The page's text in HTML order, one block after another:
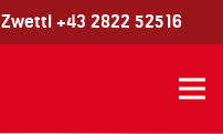
Zwettl +43 2822 52516